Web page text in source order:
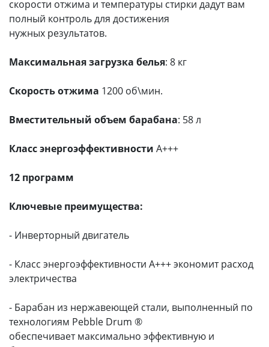
скорости отжима и температуры стирки дадут вам
полный контроль для достижения
нужных результатов.
Максимальная загрузка белья: 8 кг
Скорость отжима 1200 об\мин.
Вместительный объем барабана: 58 л
Класс энергоэффективности А+++
12 программ
Ключевые преимущества:
- Инверторный двигатель
- Класс энергоэффективности А+++ экономит расход
электричества
- Барабан из нержавеющей стали, выполненный по
технологиям Pebble Drum ®
обеспечивает максимально эффективную и